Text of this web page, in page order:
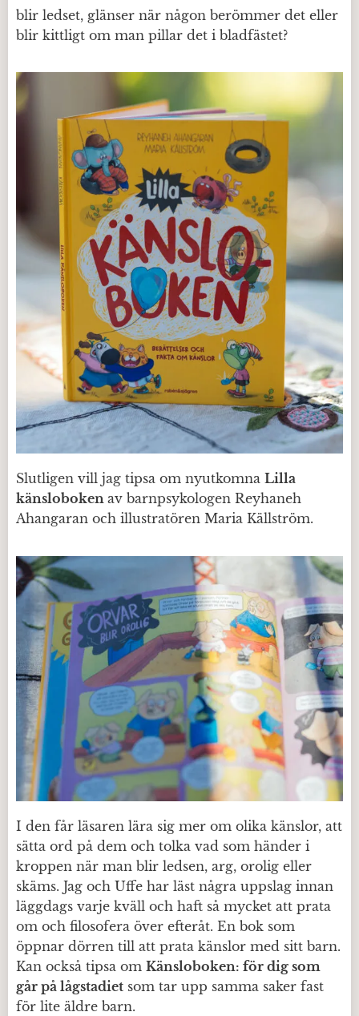
blir ledset, glänser när någon berömmer det eller
blir kittligt om man pillar det i bladfästet?
Slutligen vill jag tipsa om nyutkomna Lilla
känsloboken av barnpsykologen Reyhaneh
Ahangaran och illustratören Maria Källström.
I den får läsaren lära sig mer om olika känslor, att
sätta ord på dem och tolka vad som händer i
kroppen när man blir ledsen, arg, orolig eller
skäms. Jag och Uffe har läst några uppslag innan
läggdags varje kväll och haft så mycket att prata
om och filosofera över efteråt. En bok som
öppnar dörren till att prata känslor med sitt barn.
Kan också tipsa om Känsloboken: för dig som
går på lågstadiet som tar upp samma saker fast
för lite äldre barn.